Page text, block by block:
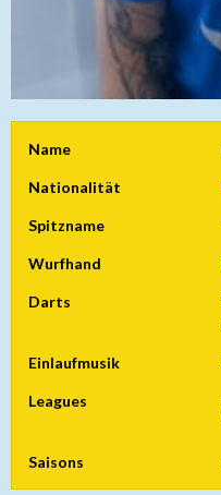
Name
Nationalität
Spitzname
Wurfhand
Darts
Einlaufmusik
Leagues
Saisons